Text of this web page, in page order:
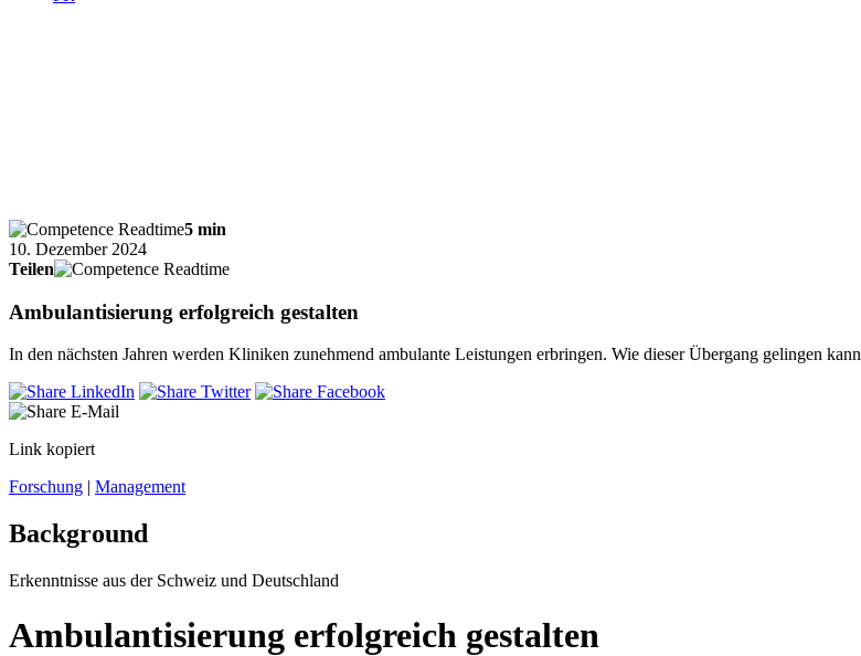
5 min
10. Dezember 2024
Teilen
Ambulantisierung erfolgreich gestalten
In den nächsten Jahren werden Kliniken zunehmend ambulante Leistungen erbringen. Wie dieser Übergang gelingen
Link kopiert
Forschung | Management
Background
Erkenntnisse aus der Schweiz und Deutschland
Ambulantisierung erfolgreich gestalten